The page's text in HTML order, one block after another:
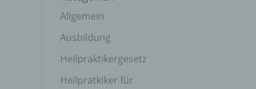
Allgemein
Ausbildung
Heilpraktikergesetz
Heilpratkiker für